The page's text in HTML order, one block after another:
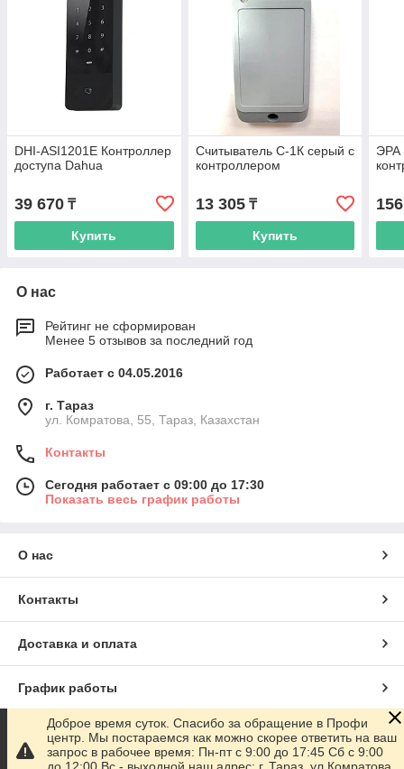
DHI-ASI1201E Контроллер
доступа Dahua
39 670 ₸
Купить
Считыватель С-1К серый с
контроллером
13 305₸
Купить
ЭРА
О нас
Рейтинг не сформирован
Менее 5 отзывов за последний год
Работает с 04.05.2016
г. Тараз
ул. Комратова, 55, Тараз, Казахстан
Контакты
Сегодня работает с 09:00 до 17:30
Показать весь график работы
О нас
Контакты
Доставка и оплата
График работы
Полная версия сайта
Доброе время суток. Спасибо за обращение в Профи
центр. Мы постараемся как можно скорее ответить на ваш
запрос в рабочее время: Пн-пт с 9:00 до 17:45 Сб с 9:00